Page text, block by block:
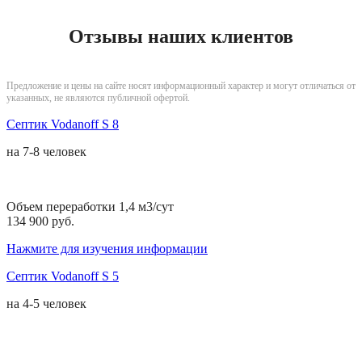
Отзывы наших клиентов
Предложение и цены на сайте носят информационный характер и могут отличаться от
указанных, не являются публичной офертой.
Септик Vodanoff S 8
на 7-8 человек
Объем переработки 1,4 м3/сут
134 900 руб.
Нажмите для изучения информации
Септик Vodanoff S 5
на 4-5 человек